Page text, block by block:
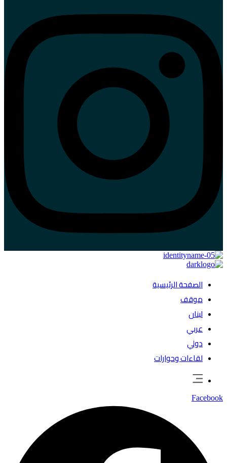
الصفحة الرئيسية
موقف
لبنان
عربي
دولي
لقاءات وحوارات
Facebook